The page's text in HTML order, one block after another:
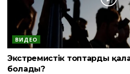
ВИДЕО
Экстремистік топтарды
болады?